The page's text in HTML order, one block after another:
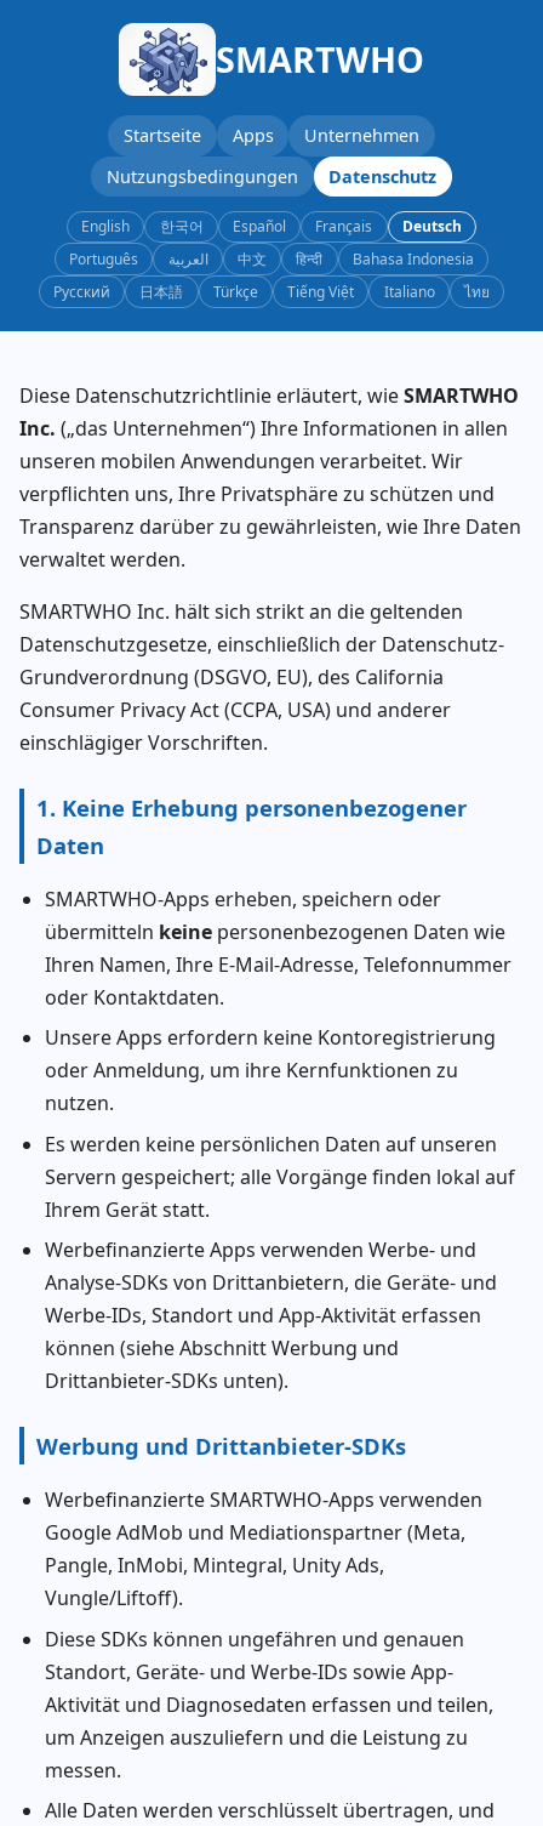
SMARTWHO
Startseite Apps
Unternehmen
Nutzungsbedingungen
Datenschutz
English 한국어 Español Français
Deutsch
Português
العربية 中文 हिन्दी
Bahasa Indonesia
Русский
日本語 Türkçe Tiếng Việt Italiano ไทย
Diese Datenschutzrichtlinie erläutert, wieSMARTWHO
Inc. („das Unternehmen“) Ihre Informationen in allen
unseren mobilen Anwendungen verarbeitet. Wir
verpflichten uns, Ihre Privatsphäre zu schützen und
Transparenz darüber zu gewährleisten, wie Ihre Daten
verwaltet werden.
SMARTWHO Inc. hält sich strikt an die geltenden
Datenschutzgesetze, einschließlich der Datenschutz-
Grundverordnung (DSGVO, EU), des California
Consumer Privacy Act (CCPA, USA) und anderer
einschlägiger Vorschriften.
1. Keine Erhebung personenbezogener
Daten
SMARTWHO-Apps erheben, speichern oder
übermitteln keinepersonenbezogenen Daten wie
Ihren Namen, Ihre E-Mail-Adresse, Telefonnummer
oder Kontaktdaten.
Unsere Apps erfordern keine Kontoregistrierung
oder Anmeldung, um ihre Kernfunktionen zu
nutzen.
Es werden keine persönlichen Daten auf unseren
Servern gespeichert; alle Vorgänge finden lokal auf
Ihrem Gerät statt.
Werbefinanzierte Apps verwenden Werbe- und
Analyse-SDKs von Drittanbietern, die Geräte- und
Werbe-IDs, Standort und App-Aktivität erfassen
können (siehe Abschnitt Werbung und
Drittanbieter-SDKs unten).
Werbung und Drittanbieter-SDKs
Werbefinanzierte SMARTWHO-Apps verwenden
Google AdMob und Mediationspartner (Meta,
Pangle, InMobi, Mintegral, Unity Ads,
Vungle/Liftoff).
Diese SDKs können ungefähren und genauen
Standort, Geräte- und Werbe-IDs sowie App-
Aktivität und Diagnosedaten erfassen und teilen,
um Anzeigen auszuliefern und die Leistung zu
messen.
Alle Daten werden verschlüsselt übertragen, und